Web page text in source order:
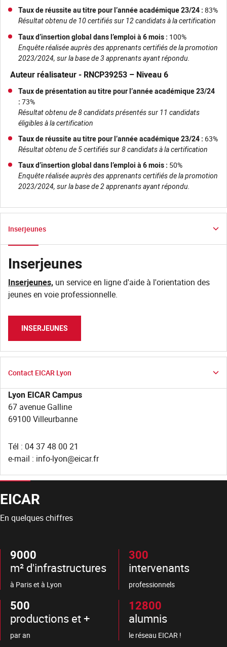
Taux de réussite au titre pour l’année académique 23/24 : 83%
Résultat obtenu de 10 certifiés sur 12 candidats à la certification
Taux d’insertion global dans l’emploi à 6 mois : 100%
Enquête réalisée auprès des apprenants certifiés de la promotion
2023/2024, sur la base de 3 apprenants ayant répondu.
Auteur réalisateur - RNCP39253 – Niveau 6
Taux de présentation au titre pour l’année académique 23/24
: 73%
Résultat obtenu de 8 candidats présentés sur 11 candidats
éligibles à la certification
Taux de réussite au titre pour l’année académique 23/24 : 63%
Résultat obtenu de 5 certifiés sur 8 candidats à la certification
Taux d’insertion global dans l’emploi à 6 mois : 50%
Enquête réalisée auprès des apprenants certifiés de la promotion
2023/2024, sur la base de 2 apprenants ayant répondu.
Inserjeunes
Inserjeunes
Inserjeunes, un service en ligne d'aide à l'orientation des
jeunes en voie professionnelle.
INSERJEUNES
Contact EICAR Lyon
Lyon EICAR Campus
67 avenue Galline
69100 Villeurbanne
Tél : 04 37 48 00 21
e-mail : info-lyon@eicar.fr
EICAR
En quelques chiffres
9000
m² d'infrastructures
à Paris et à Lyon
300
intervenants
professionnels
500
productions et +
par an
12800
alumnis
le réseau EICAR !